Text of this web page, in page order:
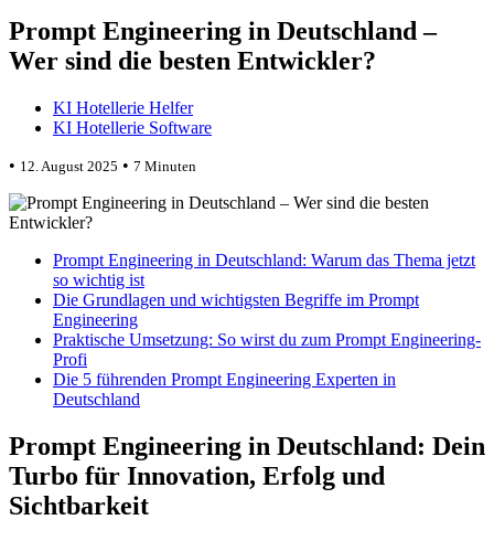
Prompt Engineering in Deutschland –
Wer sind die besten Entwickler?
KI Hotellerie Helfer
KI Hotellerie Software
• 12. August 2025 • 7 Minuten
Prompt Engineering in Deutschland: Warum das Thema jetzt
so wichtig ist
Die Grundlagen und wichtigsten Begriffe im Prompt
Engineering
Praktische Umsetzung: So wirst du zum Prompt Engineering-
Profi
Die 5 führenden Prompt Engineering Experten in
Deutschland
Prompt Engineering in Deutschland: Dein
Turbo für Innovation, Erfolg und
Sichtbarkeit